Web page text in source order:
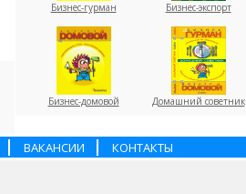
Бизнес-гурман Бизнес-экспорт
Бизнес-домовой Домашний советник
ВАКАНСИИ КОНТАКТЫ